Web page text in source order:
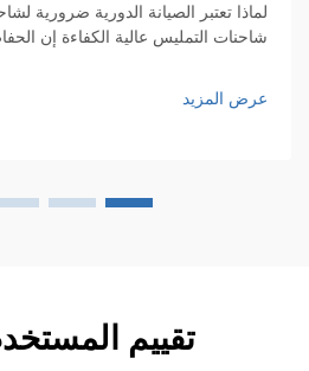
تعتبر الصيانة الدورية ضرورية لشاحنات
التمليس عالية الكفاءة إن الحفاظ
أطول. أشياء بسيطة مثل الفحص الدوري...
المزيد
تقييم المستخدم